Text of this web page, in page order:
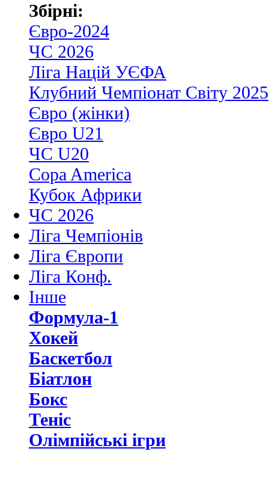
Збірні:
Євро-2024
ЧС 2026
Ліга Націй УЄФА
Клубний Чемпіонат Світу 2025
Євро (жінки)
Євро U21
ЧС U20
Copa America
Кубок Африки
ЧС 2026
Ліга Чемпіонів
Ліга Європи
Ліга Конф.
Інше
Формула-1
Хокей
Баскетбол
Біатлон
Бокс
Теніс
Олімпійські ігри